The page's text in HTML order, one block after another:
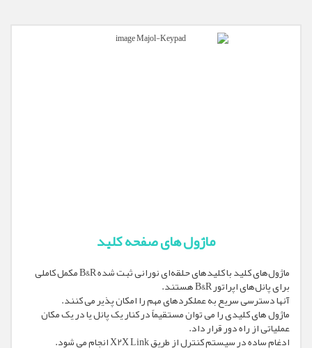
ماژول های صفحه کلید
ماژول‌های کلید با کلیدهای حلقه‌ای نورانی ثبت شده B&R مکمل کاملی
برای پانل‌های اپراتور B&R هستند.
آنها دسترسی سریع به عملکردهای مهم را امکان پذیر می کنند.
ماژول های کلیدی را می توان مستقیماً در کنار یک پانل یا در یک مکان
عملیاتی از راه دور قرار داد.
ادغام ساده در سیستم کنترل از طریق X2X Link انجام می شود.